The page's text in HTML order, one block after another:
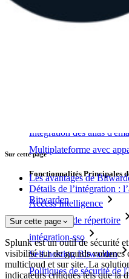
Télécharger
Intégration des alias
Multiplateforme avec
Fonctionnalités Principales
Access Intelligence
Intégration de répertoire
intégration-sso
Self-hosting Bitwarden
Politiques de sécurité de
Sur cette page
Les avantages de
Détails de l’intégration :
Bitwarden
Sur cette page
Splunk est un outil de sécurité
visibilité sur de grands volumes
multicloud et sur site. La
indicateurs critiques tels que la